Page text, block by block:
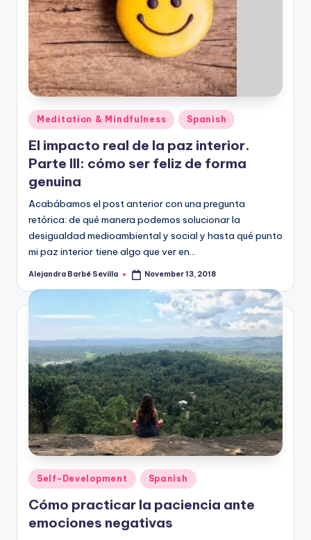
Posted
in
Meditation & Mindfulness Spanish
El impacto real de la paz interior.
Parte III: cómo ser feliz de forma
genuina
Acabábamos el post anterior con una pregunta
retórica: de qué manera podemos solucionar la
desigualdad medioambiental y social y hasta qué punto
mi paz interior tiene algo que ver en…
Posted
Alejandra Barbé Sevilla November 13, 2018
Posted
in
Self-Development Spanish
Cómo practicar la paciencia ante
emociones negativas